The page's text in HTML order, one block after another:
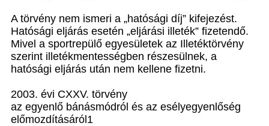
A törvény nem ismeri a „hatósági díj” kifejezést.
Hatósági eljárás esetén „eljárási illeték” fizetendő.
Mivel a sportrepülő egyesületek az Illetéktörvény
szerint illetékmentességben részesülnek, a
hatósági eljárás után nem kellene fizetni.
2003. évi CXXV. törvény
az egyenlő bánásmódról és az esélyegyenlőség
előmozdításáról1